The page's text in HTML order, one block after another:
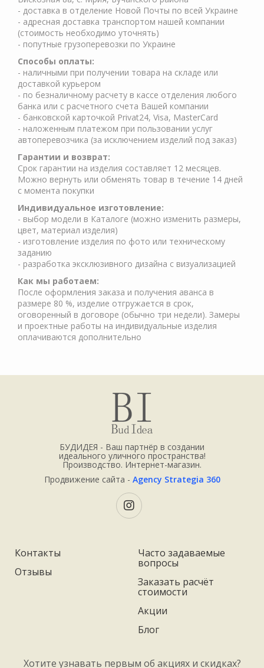
- доставка в отделение Новой Почты по всей Украине
- адресная доставка транспортом нашей компании
(стоимость необходимо уточнять)
- попутные грузоперевозки по Украине
Способы оплаты:
- наличными при получении товара на складе или
доставкой курьером
- по безналичному расчету в кассе отделения любого
банка или с расчетного счета Вашей компании
- банковской карточкой Privat24, Visa, MasterCard
- наложенным платежом при пользовании услуг
автоперевозчика (за исключением изделий под заказ)
Гарантии и возврат:
Срок гарантии на изделия составляет 12 месяцев.
Можно вернуть или обменять товар в течение 14 дней
с момента покупки
Индивидуальное изготовление:
- выбор модели в Каталоге (можно изменить размеры,
цвет, материал изделия)
- изготовление изделия по фото или техническому
заданию
- разработка эксклюзивного дизайна с визуализацией
Как мы работаем:
После оформления заказа и получения аванса в
размере 80 %, изделие отгружается в срок,
оговоренный в договоре (обычно три недели). Замеры
и проектные работы на индивидуальные изделия
оплачиваются дополнительно
БУДИДЕЯ - Ваш партнёр в создании
идеального уличного пространства!
Производство. Интернет-магазин.
Продвижение сайта - Agency Strategia 360
Контакты
Отзывы
Часто задаваемые
вопросы
Заказать расчёт
стоимости
Акции
Блог
Хотите узнавать первым об акциях и скидках?